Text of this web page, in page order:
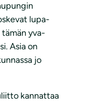
lupa-
yva-
Asia on
jo
kannattaa